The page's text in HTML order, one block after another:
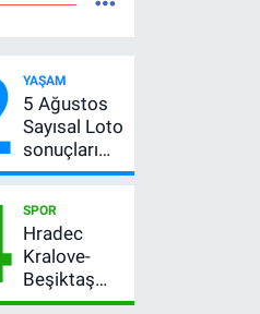
YAŞAM
5 Ağustos
Sayısal Loto
sonuçları
açıklandı!
TL devretti
SPOR
Hradec
Kralove-
Beşiktaş
maçı ne